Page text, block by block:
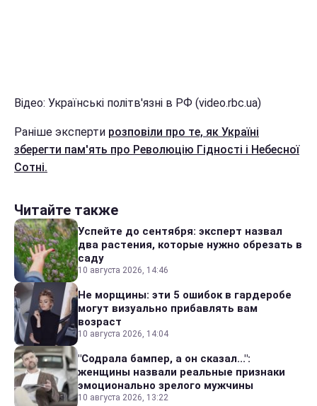
Відео: Українські політв'язні в РФ (video.rbc.ua)
Раніше эксперти розповіли про те, як Україні
зберегти пам'ять про Революцію Гідності і Небесної
Сотні.
Читайте также
Успейте до сентября: эксперт назвал
два растения, которые нужно обрезать в
саду
10 августа 2026, 14:46
Не морщины: эти 5 ошибок в гардеробе
могут визуально прибавлять вам
возраст
10 августа 2026, 14:04
"Содрала бампер, а он сказал...":
женщины назвали реальные признаки
эмоционально зрелого мужчины
10 августа 2026, 13:22